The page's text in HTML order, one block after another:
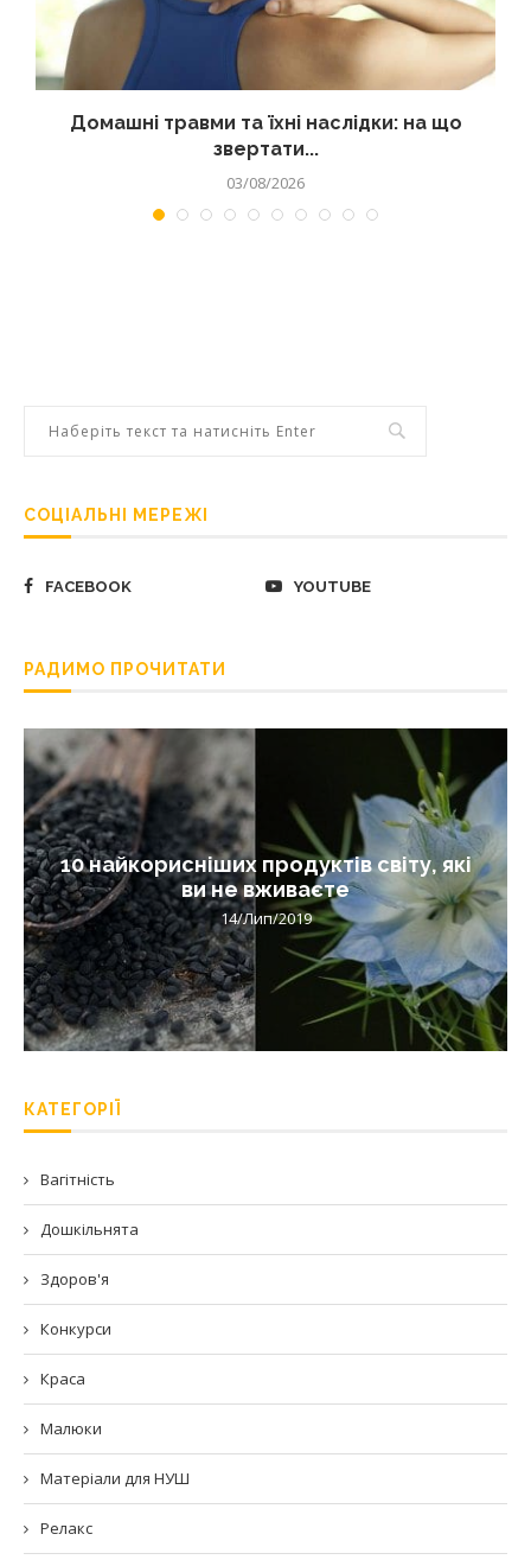
Домашні травми та їхні наслідки: на що
звертати...
03/08/2026
СОЦІАЛЬНІ МЕРЕЖІ
FACEBOOK YOUTUBE
РАДИМО ПРОЧИТАТИ
10 найкорисніших продуктів світу, які
ви не вживаєте
14/Лип/2019
КАТЕГОРІЇ
Вагітність
Дошкільнята
Здоров'я
Конкурси
Краса
Малюки
Матеріали для НУШ
Релакс